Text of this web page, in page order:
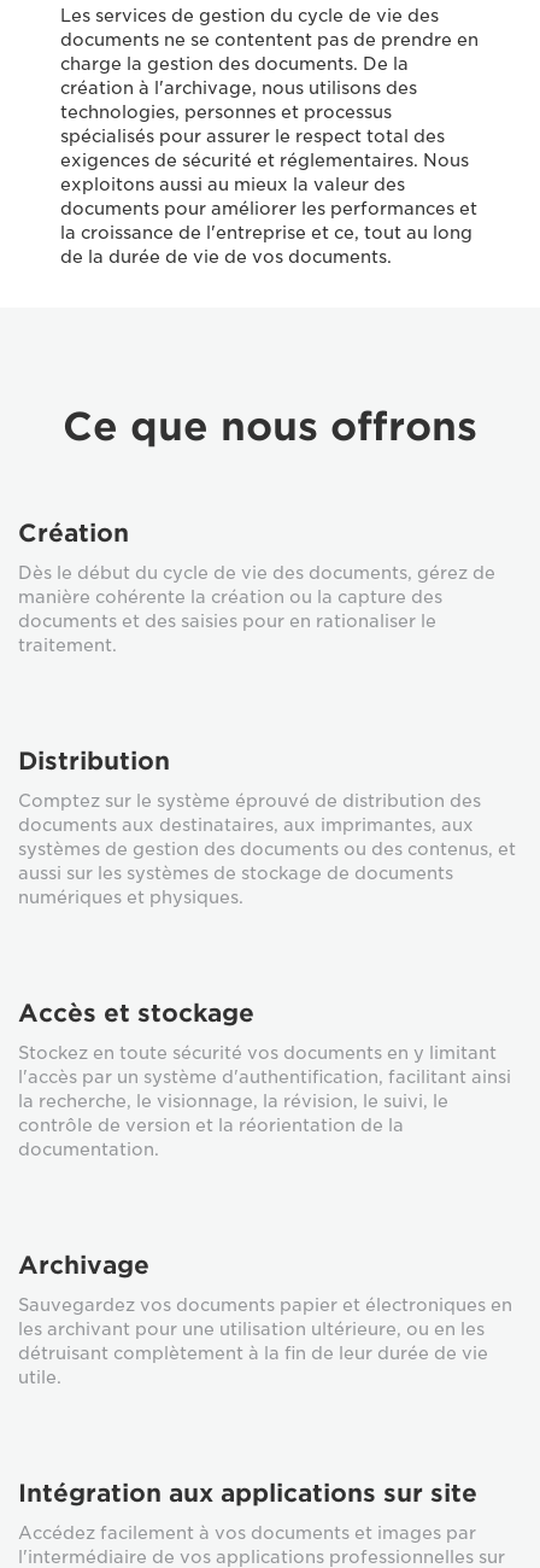
Les services de gestion du cycle de vie des
documents ne se contentent pas de prendre en
charge la gestion des documents. De la
création à l'archivage, nous utilisons des
technologies, personnes et processus
spécialisés pour assurer le respect total des
exigences de sécurité et réglementaires. Nous
exploitons aussi au mieux la valeur des
documents pour améliorer les performances et
la croissance de l'entreprise et ce, tout au long
de la durée de vie de vos documents.
Ce que nous offrons
Création
Dès le début du cycle de vie des documents, gérez de
manière cohérente la création ou la capture des
documents et des saisies pour en rationaliser le
traitement.
Distribution
Comptez sur le système éprouvé de distribution des
documents aux destinataires, aux imprimantes, aux
systèmes de gestion des documents ou des contenus, et
aussi sur les systèmes de stockage de documents
numériques et physiques.
Accès et stockage
Stockez en toute sécurité vos documents en y limitant
l'accès par un système d'authentification, facilitant ainsi
la recherche, le visionnage, la révision, le suivi, le
contrôle de version et la réorientation de la
documentation.
Archivage
Sauvegardez vos documents papier et électroniques en
les archivant pour une utilisation ultérieure, ou en les
détruisant complètement à la fin de leur durée de vie
utile.
Intégration aux applications sur site
Accédez facilement à vos documents et images par
l'intermédiaire de vos applications professionnelles sur